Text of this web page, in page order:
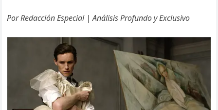
Por Redacción Especial | Análisis Profundo y Exclusivo